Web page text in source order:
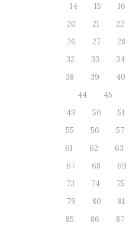
14
15 16
20
21 22
26
27 28
32
33 34
38
39 40
44
45
49
50 51
55
56 57
61
62 63
67
68 69
73
74 75
79
80 81
85
86 87